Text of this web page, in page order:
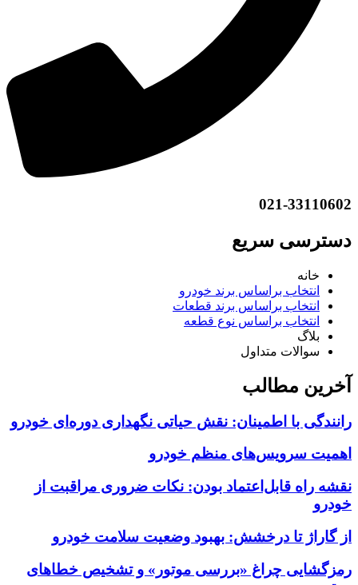
021-33110602
دسترسی سریع
خانه
انتخاب براساس برند خودرو
انتخاب براساس برند قطعات
انتخاب براساس نوع قطعه
بلاگ
سوالات متداول
آخرین مطالب
رانندگی با اطمینان: نقش حیاتی نگهداری دوره‌ای خودرو
اهمیت سرویس‌های منظم خودرو
نقشه راه قابل‌اعتماد بودن: نکات ضروری مراقبت از
خودرو
از گاراژ تا درخشش: بهبود وضعیت سلامت خودرو
رمزگشایی چراغ «بررسی موتور» و تشخیص خطاهای